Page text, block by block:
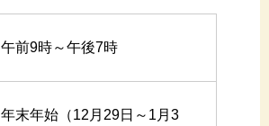
午前9時～午後7時
年末年始（12月29日～1月3